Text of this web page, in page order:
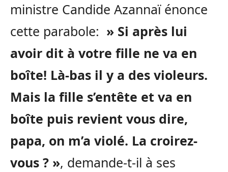
ministre Candide Azannaï énonce
cette parabole: » Si après lui
avoir dit à votre fille ne va en
boîte! Là-bas il y a des violeurs.
Mais la fille s’entête et va en
boîte puis revient vous dire,
papa, on m’a violé. La croirez-
vous ? », demande-t-il à ses